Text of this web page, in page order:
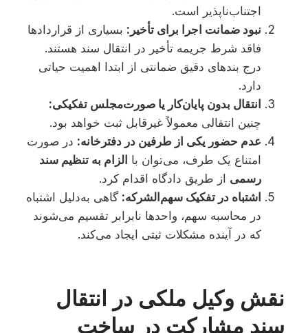
اجتناب‌ناپذیر است.
نبود ضمانت اجرا برای تأخیر: بسیاری از قراردادها
فاقد شرط جریمه تأخیر در انتقال سند هستند.
درج بندهای دقیق ضمانتی از ابتدا اهمیت حیاتی
دارد.
انتقال بدون پایان‌کار یا صورت‌مجلس تفکیکی:
چنین انتقالی معمولاً غیرقابل ثبت خواهد بود.
عدم حضور یکی از طرفین در دفترخانه: در صورت
امتناع یک طرف، می‌توان با الزام به تنظیم سند
رسمی از طریق دادگاه اقدام کرد.
اشتباه در تفکیک سهم‌الشرکه: گاهی به‌دلیل اشتباه
در محاسبه سهم، واحدها نابرابر تقسیم می‌شوند
که در آینده مشکلات ثبتی ایجاد می‌کند.
نقش وکیل ملکی در انتقال
سند مشارکت در ساخت